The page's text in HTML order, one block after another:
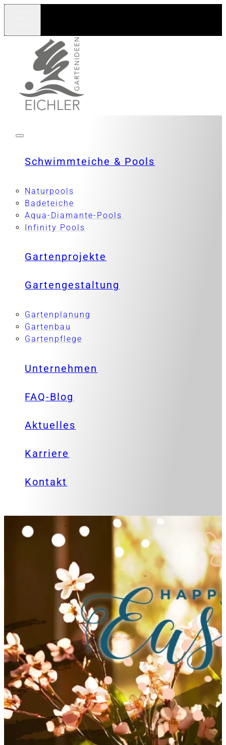
Schwimmteiche & Pools
Naturpools
Badeteiche
Aqua-Diamante-Pools
Infinity Pools
Gartenprojekte
Gartengestaltung
Gartenplanung
Gartenbau
Gartenpflege
Unternehmen
FAQ-Blog
Aktuelles
Karriere
Kontakt